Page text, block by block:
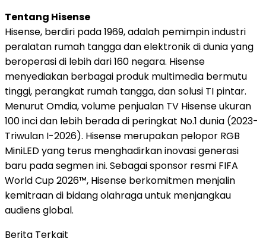
Tentang Hisense
Hisense, berdiri pada 1969, adalah pemimpin industri
peralatan rumah tangga dan elektronik di dunia yang
beroperasi di lebih dari 160 negara. Hisense
menyediakan berbagai produk multimedia bermutu
tinggi, perangkat rumah tangga, dan solusi TI pintar.
Menurut Omdia, volume penjualan TV Hisense ukuran
100 inci dan lebih berada di peringkat No.1 dunia (2023-
Triwulan I-2026). Hisense merupakan pelopor RGB
MiniLED yang terus menghadirkan inovasi generasi
baru pada segmen ini. Sebagai sponsor resmi FIFA
World Cup 2026™, Hisense berkomitmen menjalin
kemitraan di bidang olahraga untuk menjangkau
audiens global.
Berita Terkait